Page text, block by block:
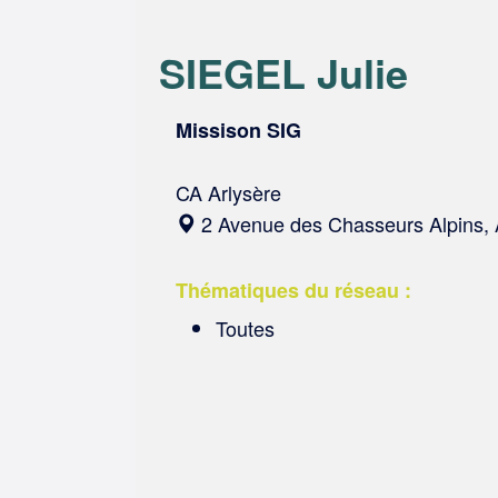
SIEGEL Julie
Missison SIG
CA Arlysère
2 Avenue des Chasseurs Alpins,
Thématiques du réseau :
Toutes